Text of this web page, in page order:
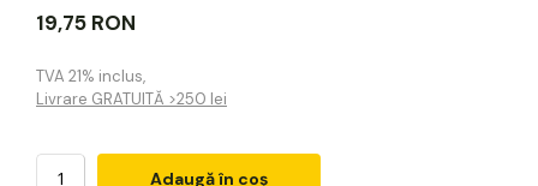
19,75 RON
TVA 21% inclus,
Livrare GRATUITĂ >250 lei
Adaugă în coș